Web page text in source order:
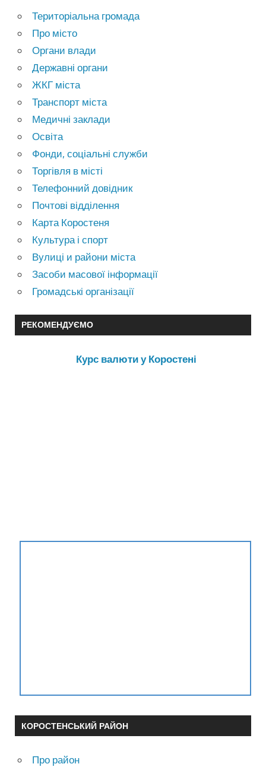
Територіальна громада
Про місто
Органи влади
Державні органи
ЖКГ міста
Транспорт міста
Медичні заклади
Освіта
Фонди, соціальні служби
Торгівля в місті
Телефонний довідник
Почтові відділення
Карта Коростеня
Культура і спорт
Вулиці и райони міста
Засоби масової інформації
Громадські організації
РЕКОМЕНДУЄМО
Курс валюти у Коростені
КОРОСТЕНСЬКИЙ РАЙОН
Про район